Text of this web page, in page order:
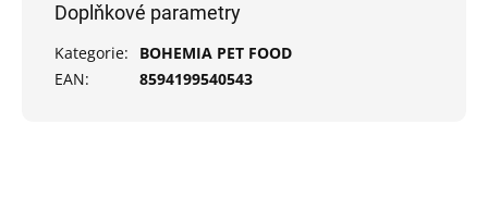
Doplňkové parametry
Kategorie:
BOHEMIA PET FOOD
EAN: 8594199540543